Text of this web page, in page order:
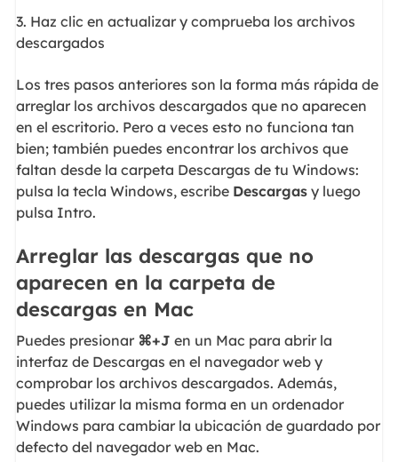
3. Haz clic en actualizar y comprueba los archivos
descargados
Los tres pasos anteriores son la forma más rápida de
arreglar los archivos descargados que no aparecen
en el escritorio. Pero a veces esto no funciona tan
bien; también puedes encontrar los archivos que
faltan desde la carpeta Descargas de tu Windows:
pulsa la tecla Windows, escribe Descargasy luego
pulsa Intro.
Arreglar las descargas que no
aparecen en la carpeta de
descargas en Mac
Puedes presionar ⌘+J en un Mac para abrir la
interfaz de Descargas en el navegador web y
comprobar los archivos descargados. Además,
puedes utilizar la misma forma en un ordenador
Windows para cambiar la ubicación de guardado por
defecto del navegador web en Mac.